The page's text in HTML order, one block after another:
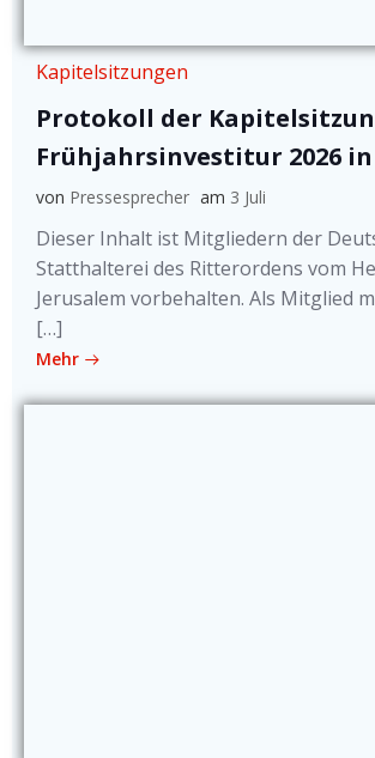
Kapitelsitzungen
Protokoll der
Frühjahrsinvestitur 2026
von Pressesprecher am 3 Juli
Dieser Inhalt ist Mitgliedern der
Statthalterei des Ritterordens vom
Jerusalem vorbehalten. Als Mitglied
[…]
Mehr